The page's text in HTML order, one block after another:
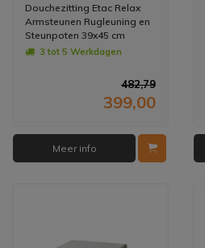
Douchezitting Etac Relax
Armsteunen Rugleuning en
Steunpoten 39x45 cm
Kunststof Grijs
3 tot 5 Werkdagen
482,79
399,00
Meer info